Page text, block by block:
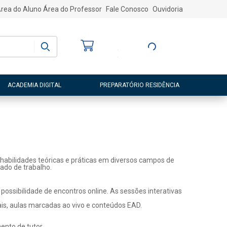
do Aluno Área do Professor Fale Conosco Ouvidoria
Entre ou Cadastre-
ACADEMIA DIGITAL PREPARATÓRIO RESIDÊNCIA
teóricas e práticas em diversos campos de
de trabalho.
de encontros online. As sessões interativas
aulas marcadas ao vivo e conteúdos EAD.